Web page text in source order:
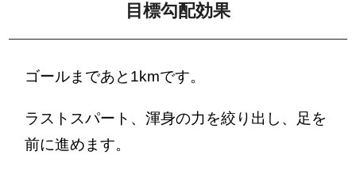
目標勾配効果
ゴールまであと1kmです。
ラストスパート、渾身の力を絞り出し、足を
前に進めます。